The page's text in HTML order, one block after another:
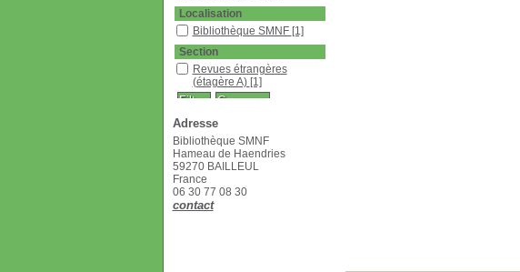
Localisation
Bibliothèque SMNF [1]
Section
Revues étrangères
(étagère A) [1]
Adresse
Bibliothèque SMNF
Hameau de Haendries
59270 BAILLEUL
France
06 30 77 08 30
contact